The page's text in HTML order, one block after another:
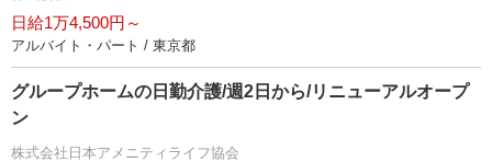
日給1万4,500円～
アルバイト・パート / 東京都
グループホームの日勤介護/週2日から/リニューアルオープ
ン
株式会社日本アメニティライフ協会